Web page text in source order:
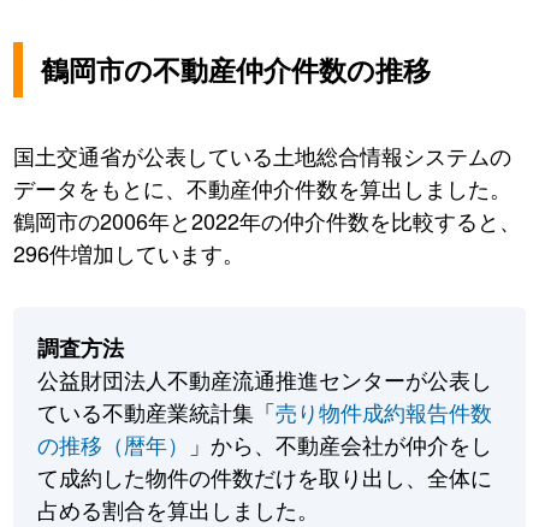
鶴岡市の不動産仲介件数の推移
国土交通省が公表している土地総合情報システムの
データをもとに、不動産仲介件数を算出しました。
鶴岡市の2006年と2022年の仲介件数を比較すると、
296件増加しています。
調査方法
公益財団法人不動産流通推進センターが公表し
ている不動産業統計集「売り物件成約報告件数
の推移（暦年）
」から、不動産会社が仲介をし
て成約した物件の件数だけを取り出し、全体に
占める割合を算出しました。